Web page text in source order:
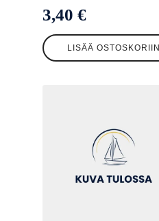
3,40 €
LISÄÄ OSTOSKORIIN